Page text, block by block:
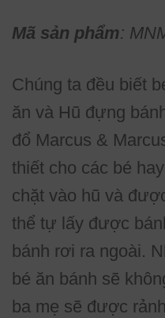
Mã sản phẩm:
Chúng ta đều biết
ăn và Hũ đựng
đổ Marcus &
thiết cho các bé
chặt vào hũ và
thể tự lấy được
bánh rơi ra ngoài.
bé ăn bánh sẽ
ba mẹ sẽ được